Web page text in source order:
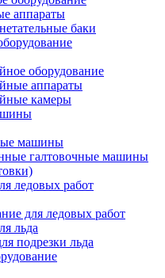
аппараты
баки
оборудование
аппараты
камеры
машины
галтовочные машины
ледовых работ
для ледовых работ
льда
подрезки льда